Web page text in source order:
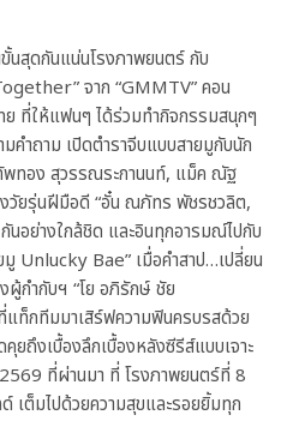
นสุดกันแน่นโรงภาพยนตร์ กับ
จาก “GMMTV” คอน
ย ที่ให้แฟนๆ ได้ร่วมทำกิจกรรมสนุกๆ
คำถาม เปิดตำราจีบแบบสายมูกับนัก
พทอง สุวรรณระกานนท์, แม็ค ณัฐ
วัยรุ่นฝีมือดี “อั๋น ณภัทร พัชรชวลิต,
อย่างใกล้ชิด และอินทุกอารมณ์ไปกับ
Unlucky Bae” เมื่อคำสาป…เปลี่ยน
ผู้กำกับฯ “โย อภิรักษ์ ชัย
ท็กทีมมาเสิร์ฟความฟินครบรสด้วย
ยถึงเบื้องลึกเบื้องหลังซีรีส์แบบเจาะ
ที่ผ่านมา ที่ โรงภาพยนตร์ที่ 8
เต็มไปด้วยความสุขและรอยยิ้มทุก